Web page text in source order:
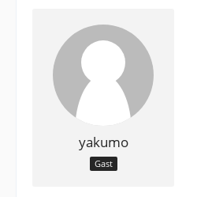
yakumo
Gast